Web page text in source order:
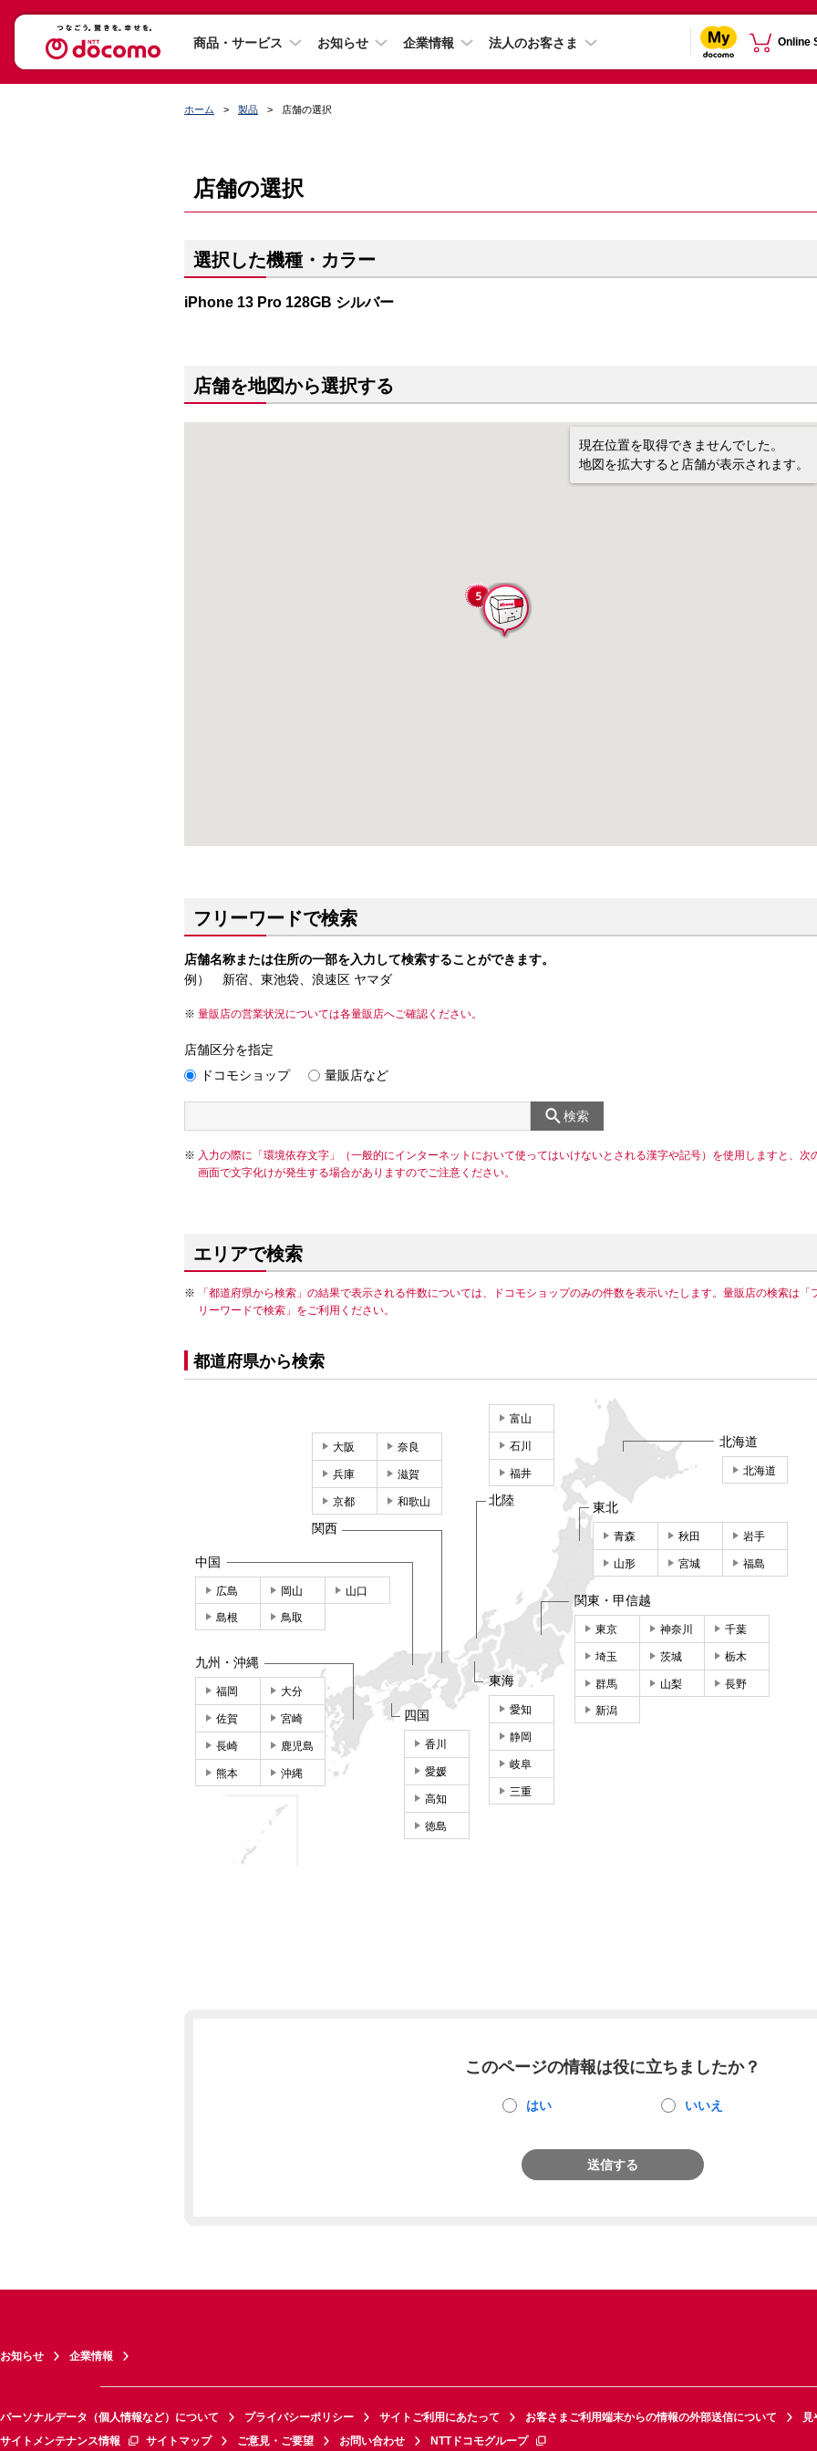
商品・サービス お知らせ 企業情報 法人のお客さま Online
ホーム 製品 店舗の選択
店舗の選択
選択した機種・カラー
iPhone 13 Pro 128GB シルバー
店舗を地図から選択する
現在位置を取得できませんでした。
地図を拡大すると店舗が表示されます。
フリーワードで検索
店舗名称または住所の一部を入力して検索することができます。
例） 新宿、東池袋、浪速区 ヤマダ
量販店の営業状況については各量販店へご確認ください。
店舗区分を指定
ドコモショップ
量販店など
検索
入力の際に「環境依存文字」（一般的にインターネットにおいて使ってはいけないとされる漢字や記号）を使用しますと、次
画面で文字化けが発生する場合がありますのでご注意ください。
エリアで検索
「都道府県から検索」の結果で表示される件数については、ドコモショップのみの件数を表示いたします。量販店の検索は「
リーワードで検索」をご利用ください。
都道府県から検索
北海道
北海道
東北
青森 秋田 岩手
山形 宮城 福島
関東・甲信越
東京 神奈川 千葉
埼玉 茨城 栃木
群馬 山梨 長野
新潟
東海
愛知
静岡
岐阜
三重
富山
石川
福井
北陸
大阪 奈良
兵庫 滋賀
京都 和歌山
関西
中国
広島 岡山 山口
島根 鳥取
四国
香川
愛媛
高知
徳島
九州・沖縄
福岡 大分
佐賀 宮崎
長崎 鹿児島
熊本 沖縄
このページの情報は役に立ちましたか？
はい いいえ
送信する
お知らせ 企業情報
パーソナルデータ（個人情報など）について プライバシーポリシー サイトご利用にあたって お客さまご利用端末からの情報の外部送信について
見
サイトメンテナンス情報
サイトマップ ご意見・ご要望 お問い合わせ NTTドコモグループ